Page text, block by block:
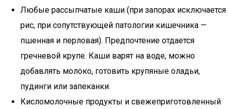
Любые рассыпчатые каши (при запорах исключается
рис, при сопутствующей патологии кишечника —
пшенная и перловая). Предпочтение отдается
гречневой крупе. Каши варят на воде, можно
добавлять молоко, готовить крупяные оладьи,
пудинги или запеканки.
Кисломолочные продукты и свежеприготовленный